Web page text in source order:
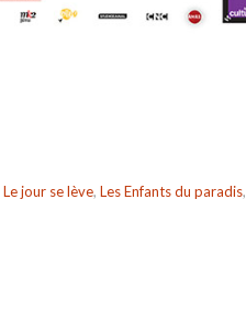
Le jour se lève, Les Enfants du paradis,